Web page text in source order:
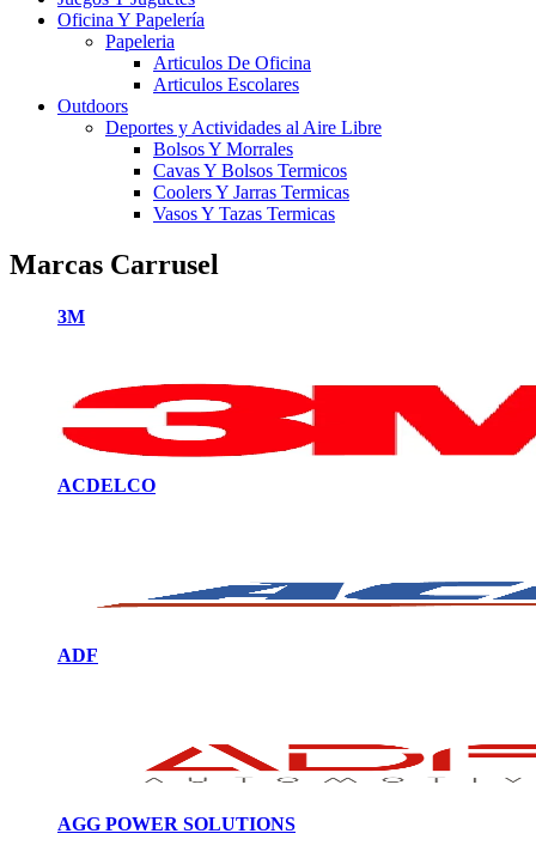
Oficina Y Papelería
Papeleria
Articulos De Oficina
Articulos Escolares
Outdoors
Deportes y Actividades al Aire Libre
Bolsos Y Morrales
Cavas Y Bolsos Termicos
Coolers Y Jarras Termicas
Vasos Y Tazas Termicas
Marcas Carrusel
3M
ACDELCO
ADF
AGG POWER SOLUTIONS